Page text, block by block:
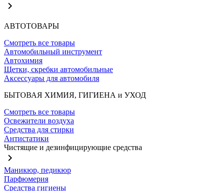
АВТОТОВАРЫ
Смотреть все товары
Автомобильный инструмент
Автохимия
Щетки, скребки автомобильные
Аксессуары для автомобиля
БЫТОВАЯ ХИМИЯ, ГИГИЕНА и УХОД
Смотреть все товары
Освежители воздуха
Средства для стирки
Антистатики
Чистящие и дезинфицирующие средства
Маникюр, педикюр
Парфюмерия
Средства гигиены